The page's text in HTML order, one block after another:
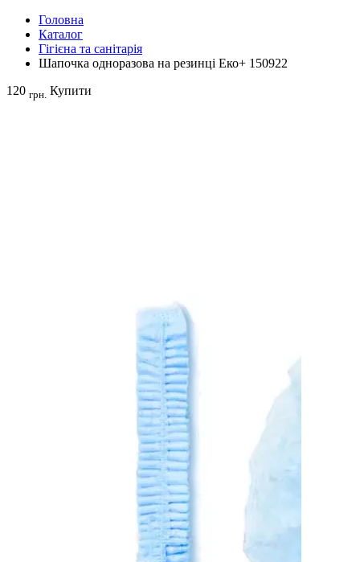
Головна
Каталог
Гігієна та санітарія
Шапочка одноразова на резинці Еко+ 150922
120 грн. Купити